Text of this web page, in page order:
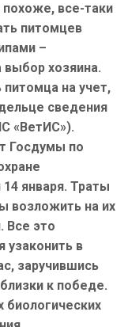
все-таки
питомцев
–
выбор хозяина.
на учет,
сведения
«ВетИС»).
Госдумы по
января. Траты
возложить на их
Все это
узаконить в
заручившись
к победе.
биологических